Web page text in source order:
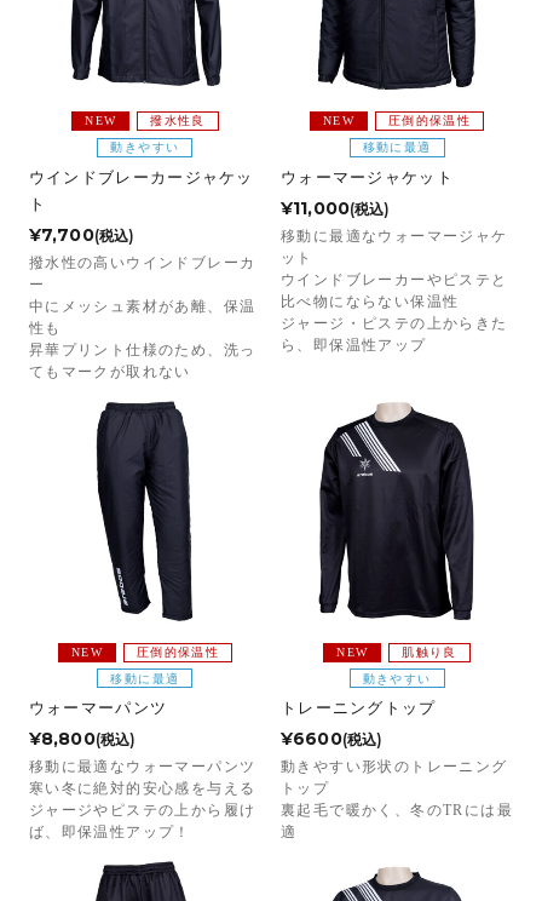
NEW
撥水性良
動きやすい
ウインドブレーカージャケッ
ト
¥7,700(税込)
撥水性の高いウインドブレーカ
ー
中にメッシュ素材があ離、保温
性も
昇華プリント仕様のため、洗っ
てもマークが取れない
NEW
圧倒的保温性
移動に最適
ウォーマージャケット
¥11,000(税込)
移動に最適なウォーマージャケ
ット
ウインドブレーカーやピステと
比べ物にならない保温性
ジャージ・ピステの上からきた
ら、即保温性アップ
NEW
圧倒的保温性
移動に最適
ウォーマーパンツ
¥8,800(税込)
移動に最適なウォーマーパンツ
寒い冬に絶対的安心感を与える
ジャージやピステの上から履け
ば、即保温性アップ！
NEW
肌触り良
動きやすい
トレーニングトップ
¥6600(税込)
動きやすい形状のトレーニング
トップ
裏起毛で暖かく、冬のTRには最
適